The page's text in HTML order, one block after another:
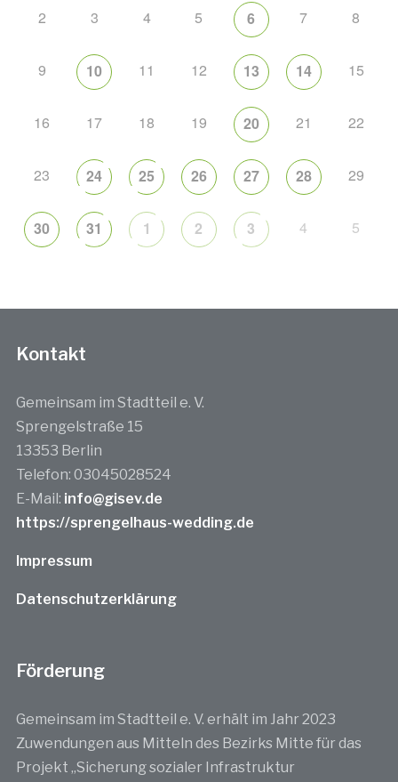
2 3 4 5 6 7 8
9 10 11 12 13 14 15
16 17 18 19 20 21 22
23 24 25 26 27 28 29
30 31 1 2 3 4 5
Kontakt
Gemeinsam im Stadtteil e. V.
Sprengelstraße 15
13353 Berlin
Telefon: 03045028524
E-Mail: info@gisev.de
https://sprengelhaus-wedding.de
Impressum
Datenschutzerklärung
Förderung
Gemeinsam im Stadtteil e. V. erhält im Jahr 2023
Zuwendungen aus Mitteln des Bezirks Mitte für das
Projekt „Sicherung sozialer Infrastruktur